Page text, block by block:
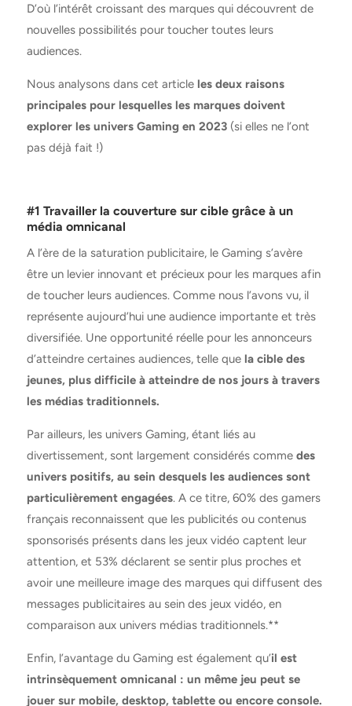
D’où l’intérêt croissant des marques qui découvrent de
nouvelles possibilités pour toucher toutes leurs
audiences.
Nous analysons dans cet article les deux raisons
principales pour lesquelles les marques doivent
explorer les univers Gaming en 2023(si elles ne l’ont
pas déjà fait !)
#1 Travailler la couverture sur cible grâce à un
média omnicanal
A l’ère de la saturation publicitaire, le Gaming s’avère
être un levier innovant et précieux pour les marques afin
de toucher leurs audiences. Comme nous l’avons vu, il
représente aujourd’hui une audience importante et très
diversifiée. Une opportunité réelle pour les annonceurs
d’atteindre certaines audiences, telle que la cible des
jeunes, plus difficile à atteindre de nos jours à travers
les médias traditionnels.
Par ailleurs, les univers Gaming, étant liés au
divertissement, sont largement considérés comme des
univers positifs, au sein desquels les audiences sont
particulièrement engagées. A ce titre, 60% des gamers
français reconnaissent que les publicités ou contenus
sponsorisés présents dans les jeux vidéo captent leur
attention, et 53% déclarent se sentir plus proches et
avoir une meilleure image des marques qui diffusent des
messages publicitaires au sein des jeux vidéo, en
comparaison aux univers médias traditionnels.**
Enfin, l’avantage du Gaming est également qu’il est
intrinsèquement omnicanal : un même jeu peut se
jouer sur mobile, desktop, tablette ou encore console.